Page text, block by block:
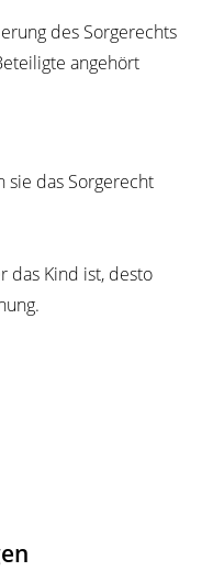
des Sorgerechts
angehört
sie das Sorgerecht
das Kind ist, desto